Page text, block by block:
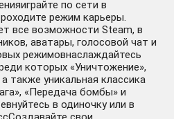
по сети в
режим карьеры.
все возможности Steam, в
аватары, голосовой чат и
режимовнаслаждайтесь
которых «Уничтожение»,
также уникальная классика
«Передача бомбы» и
в одиночку или в